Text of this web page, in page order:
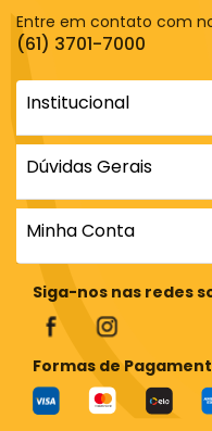
Entre em contato com
(61) 3701-7000
Institucional
Dúvidas Gerais
Minha Conta
Siga-nos nas redes
Formas de